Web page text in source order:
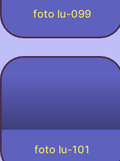
foto lu-099
foto lu-101